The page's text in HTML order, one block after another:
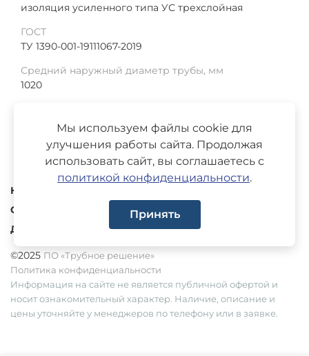
изоляция усиленного типа УС трехслойная
ГОСТ
ТУ 1390-001-19111067-2019
Средний наружный диаметр трубы, мм
1020
Каталог
О компании
Доставка
©2025 ПО «Трубное решение»
Политика конфиденциальности
Информация на сайте не является публичной офертой и
носит ознакомительный характер. Наличие, описание и
цены уточняйте у менеджеров по телефону или в заявке.
Мы используем файлы cookie для
улучшения работы сайта. Продолжая
использовать сайт, вы соглашаетесь с
политикой конфиденциальности.
Принять